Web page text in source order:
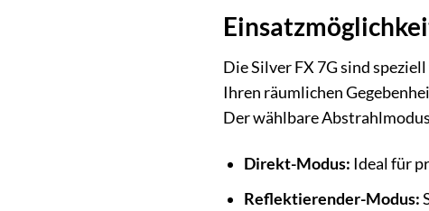
Die Silver FX 7G sind
Ihren räumlichen
Der wählbare
Direkt-Modus: Ideal für
Reflektierender-Modus: